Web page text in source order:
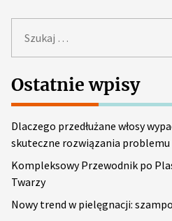
u
k
a
j
:
Ostatnie wpisy
Dlaczego przedłużane włosy
skuteczne rozwiązania problemu
Kompleksowy Przewodnik po
Twarzy
Nowy trend w pielęgnacji: